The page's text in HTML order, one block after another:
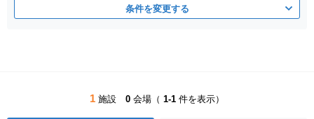
条件を変更する
1 施設 0 会場（ 1-1 件を表示）